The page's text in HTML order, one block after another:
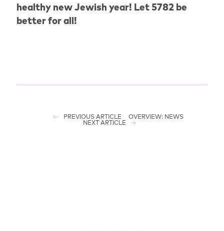
healthy new Jewish year! Let 5782 be
better for all!
PREVIOUS ARTICLE
OVERVIEW: NEWS
NEXT ARTICLE